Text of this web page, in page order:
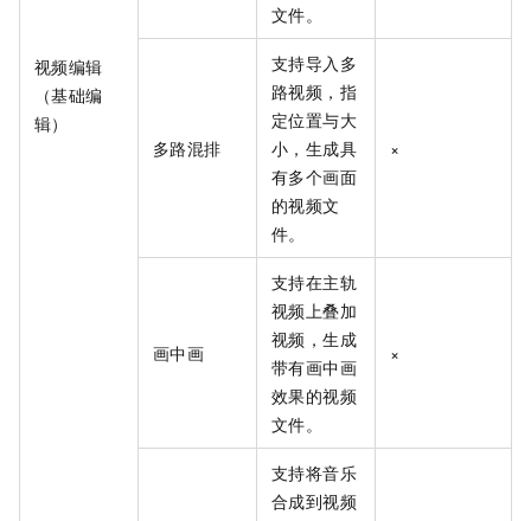
视频编辑
（基础编
辑）
文件。
多路混排
支持导入多
路视频，指
定位置与大
小，生成具
有多个画面
的视频文
件。
×
画中画
支持在主轨
视频上叠加
视频，生成
带有画中画
效果的视频
文件。
×
支持将音乐
合成到视频